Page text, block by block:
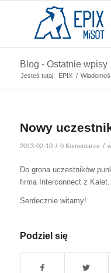
Blog - Ostatnie wpisy
Jesteś tutaj: EPIX /
Nowy
2013-02-10 / 0 Komentarze /
Do grona uczestników
firma Interconnect z Kalet.
Serdecznie witamy!
Podziel się